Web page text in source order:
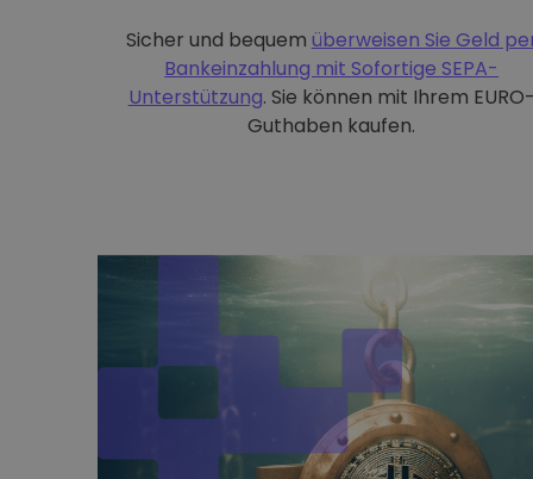
Sicher und bequem überweisen Sie Geld
Bankeinzahlung mit Sofortige SEPA-
Unterstützung. Sie können mit Ihrem
Guthaben kaufen.